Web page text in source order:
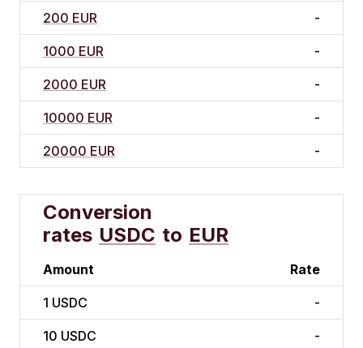
200 EUR -
1000 EUR -
2000 EUR -
10000 EUR -
20000 EUR -
Conversion
rates USDC to EUR
Amount Rate
1 USDC -
10 USDC -